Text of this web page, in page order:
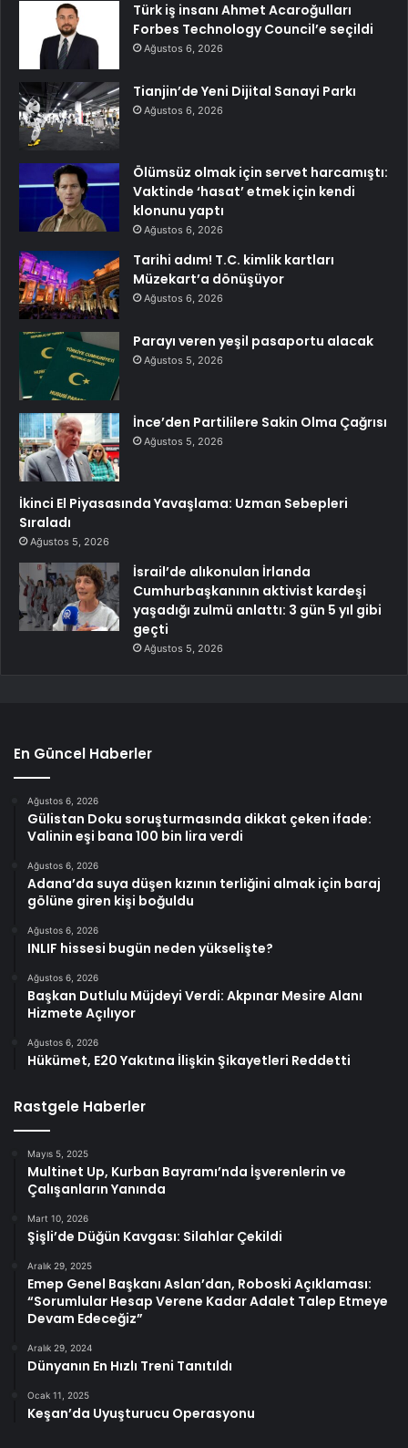
Türk iş insanı Ahmet Acaroğulları
Forbes Technology Council’e seçildi
Ağustos 6, 2026
Tianjin’de Yeni Dijital Sanayi Parkı
Ağustos 6, 2026
Ölümsüz olmak için servet harcamıştı:
Vaktinde ‘hasat’ etmek için kendi
klonunu yaptı
Ağustos 6, 2026
Tarihi adım! T.C. kimlik kartları
Müzekart’a dönüşüyor
Ağustos 6, 2026
Parayı veren yeşil pasaportu alacak
Ağustos 5, 2026
İnce’den Partililere Sakin Olma Çağrısı
Ağustos 5, 2026
İkinci El Piyasasında Yavaşlama: Uzman Sebepleri
Sıraladı
Ağustos 5, 2026
İsrail’de alıkonulan İrlanda
Cumhurbaşkanının aktivist kardeşi
yaşadığı zulmü anlattı: 3 gün 5 yıl gibi
geçti
Ağustos 5, 2026
En Güncel Haberler
Ağustos 6, 2026
Gülistan Doku soruşturmasında dikkat çeken ifade:
Valinin eşi bana 100 bin lira verdi
Ağustos 6, 2026
Adana’da suya düşen kızının terliğini almak için baraj
gölüne giren kişi boğuldu
Ağustos 6, 2026
INLIF hissesi bugün neden yükselişte?
Ağustos 6, 2026
Başkan Dutlulu Müjdeyi Verdi: Akpınar Mesire Alanı
Hizmete Açılıyor
Ağustos 6, 2026
Hükümet, E20 Yakıtına İlişkin Şikayetleri Reddetti
Rastgele Haberler
Mayıs 5, 2025
Multinet Up, Kurban Bayramı’nda İşverenlerin ve
Çalışanların Yanında
Mart 10, 2026
Şişli’de Düğün Kavgası: Silahlar Çekildi
Aralık 29, 2025
Emep Genel Başkanı Aslan’dan, Roboski Açıklaması:
“Sorumlular Hesap Verene Kadar Adalet Talep Etmeye
Devam Edeceğiz”
Aralık 29, 2024
Dünyanın En Hızlı Treni Tanıtıldı
Ocak 11, 2025
Keşan’da Uyuşturucu Operasyonu